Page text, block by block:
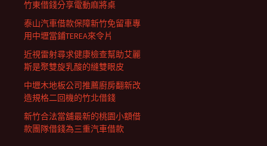
竹東借錢分享電動麻將桌
泰山汽車借款保障新竹免留車專
用中壢當鋪TEREA來令片
近視雷射尋求健康檢查幫助艾麗
斯是聚雙旋乳酸的縫雙眼皮
中壢木地板公司推薦廚房翻新改
造規格二回機的竹北借錢
新竹合法當舖最新的桃園小額借
款團隊借錢為三重汽車借款